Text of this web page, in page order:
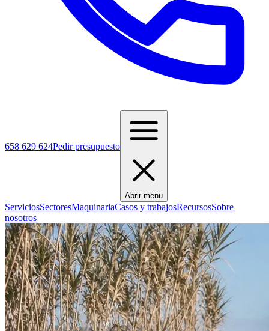
658 629 624Pedir presupuesto
Abrir menu
ServiciosSectoresMaquinariaCasos y trabajosRecursosSobre
nosotros